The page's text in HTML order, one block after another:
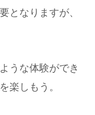
となりますが、
うな体験ができ
楽しもう。